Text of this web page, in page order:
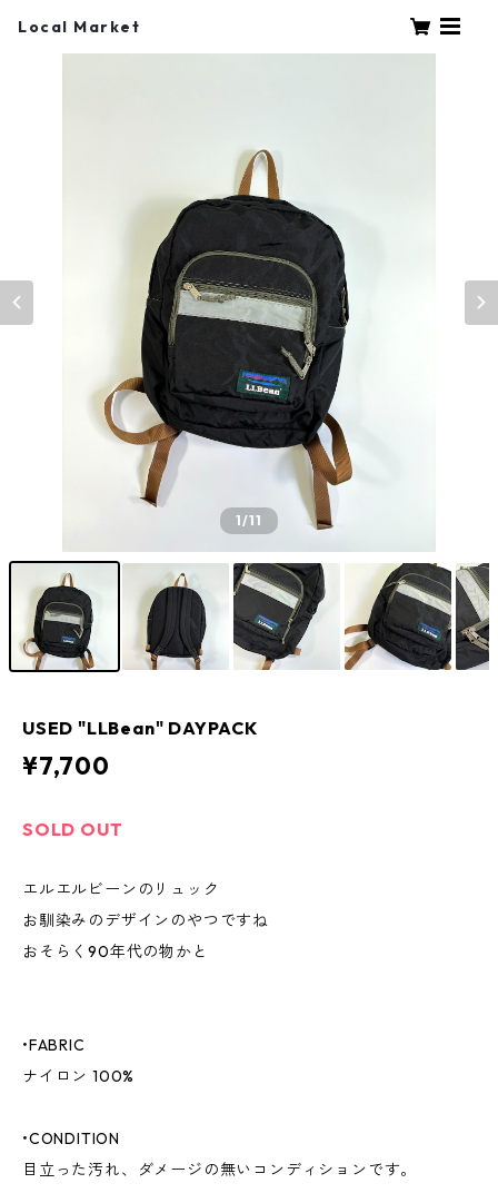
Local Market
1/11
USED "LLBean" DAYPACK
¥7,700
SOLD OUT
エルエルビーンのリュック
お馴染みのデザインのやつですね
おそらく90年代の物かと
•FABRIC
ナイロン 100%
•CONDITION
目立った汚れ、ダメージの無いコンディションです。